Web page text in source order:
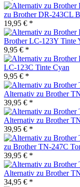
zu Brother DR-243CL
19,95 € *
Brother LC-123Y Tinte
9,95 € *
LC-123C Tinte Cyan
9,95 € *
Alternativ zu Brother
39,95 € *
Alternativ zu Brother
39,95 € *
zu Brother TN-247C
39,95 € *
Alternativ zu Brother
34,95 € *